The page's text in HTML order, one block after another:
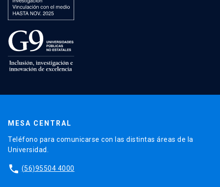
MESA CENTRAL
Teléfono para comunicarse con las distintas áreas de la
Universidad.
phone (56)95504 4000